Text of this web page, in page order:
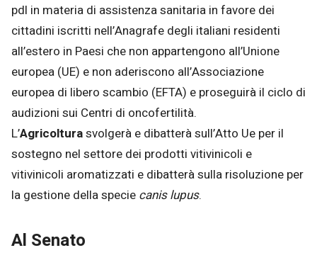
pdl in materia di assistenza sanitaria in favore dei
cittadini iscritti nell’Anagrafe degli italiani residenti
all’estero in Paesi che non appartengono all’Unione
europea (UE) e non aderiscono all’Associazione
europea di libero scambio (EFTA) e proseguirà il ciclo di
audizioni sui Centri di oncofertilità.
L’Agricolturasvolgerà e dibatterà sull’Atto Ue per il
sostegno nel settore dei prodotti vitivinicoli e
vitivinicoli aromatizzati e dibatterà sulla risoluzione per
la gestione della specie canis lupus.
Al Senato